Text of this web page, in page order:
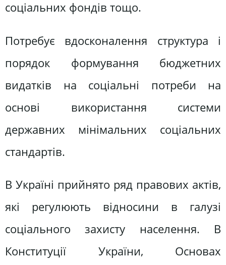
соціальних фондів тощо.
Потребує вдосконалення структура і
порядок формування бюджетних
видатків на соціальні потреби на
основі використання системи
державних мінімальних соціальних
стандартів.
В Україні прийнято ряд правових актів,
які регулюють відносини в галузі
соціального захисту населення. В
Конституції України, Основах